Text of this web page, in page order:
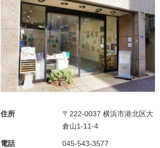
住所 〒222-0037 横浜市港北区大
倉山1-11-4
電話 045-543-3577